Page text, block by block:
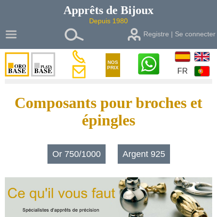
Apprêts de Bijoux
Depuis 1980
Registre | Se connecter
NOS
PRIX
FR
Composants pour broches et
épingles
Or 750/1000 Argent 925